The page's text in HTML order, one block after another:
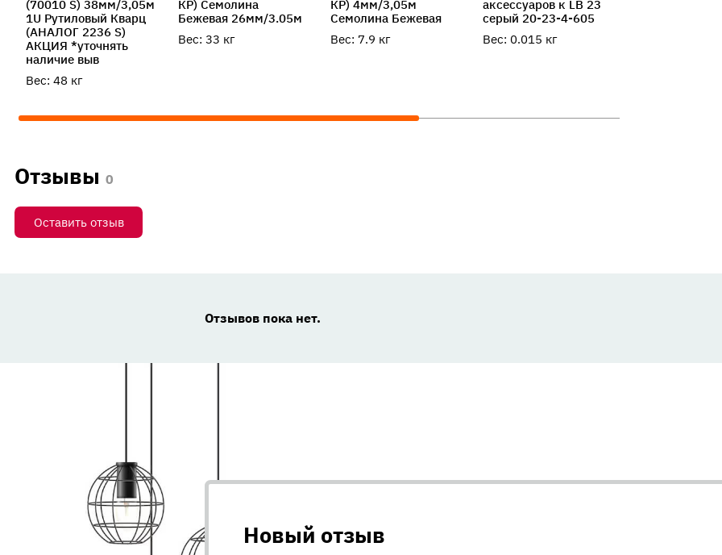
(70010 S) 38мм/3,05м
1U Рутиловый Кварц
(АНАЛОГ 2236 S)
АКЦИЯ *уточнять
наличие выв
Вес: 48 кг
КР) Семолина
Бежевая 26мм/3.05м
Вес: 33 кг
КР) 4мм/3,05м
Семолина Бежевая
Вес: 7.9 кг
аксесcуаров к LB 23
серый 20-23-4-605
Вес: 0.015 кг
Отзывы 0
Оставить отзыв
Отзывов пока нет.
Новый отзыв